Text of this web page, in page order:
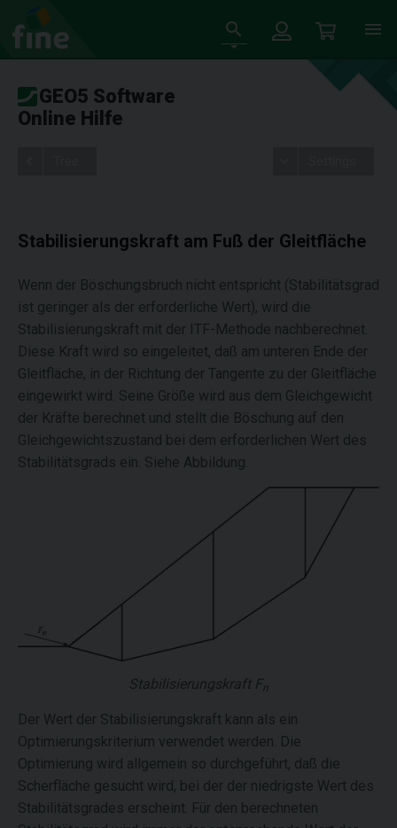
GEO5 Software
Online Hilfe
Stabilisierungskraft am Fuß der Gleitfläche
Wenn der Böschungsbruch nicht entspricht (Stabilitätsgrad
ist geringer als der erforderliche Wert), wird die
Stabilisierungskraft mit der ITF-Methode nachberechnet.
Diese Kraft wird so eingeleitet, daß am unteren Ende der
Gleitfläche, in der Richtung der Tangente zu der Gleitfläche
eingewirkt wird. Seine Größe wird aus dem Gleichgewicht
der Kräfte berechnet und stellt die Böschung auf den
Gleichgewichtszustand bei dem erforderlichen Wert des
Stabilitätsgrads ein. Siehe Abbildung.
Stabilisierungskraft Fn
Der Wert der Stabilisierungskraft kann als ein
Optimierungskriterium verwendet werden. Die
Optimierung wird allgemein so durchgeführt, daß die
Scherfläche gesucht wird, bei der der niedrigste Wert des
Stabilitätsgrades erscheint. Für den berechneten